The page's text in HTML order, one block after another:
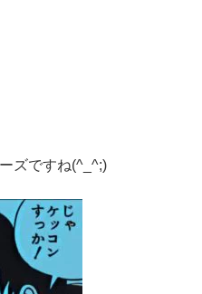
ズですね(^_^;)